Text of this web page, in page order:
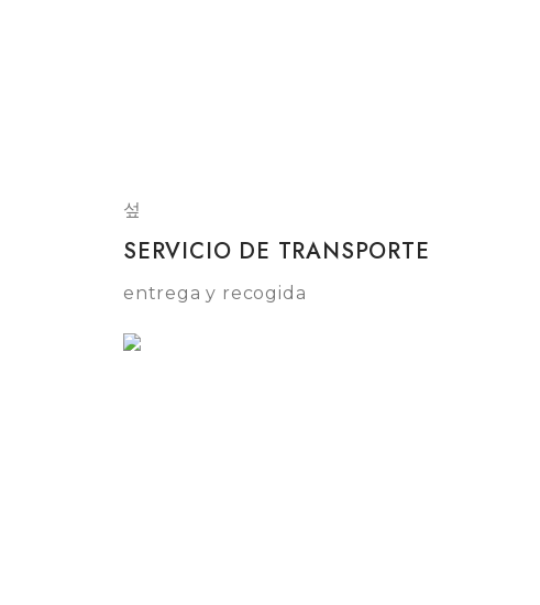
SERVICIO DE TRANSPORTE
entrega y recogida